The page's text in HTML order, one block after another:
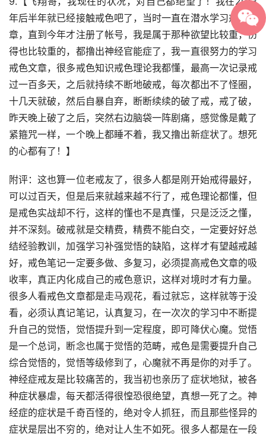
年后半年就已经接触戒色吧了，当时一直在潜水学习戒色文
章，直到今年才注册了帐号，我是属于那种欲望比较重，伤
得也比较重的，都撸出神经官能症了，我一直很努力的学习
戒色文章，很多戒色知识戒色理论我都懂，最高一次记录戒
过一百多天，之后就持续不断地破戒，每次都出不了怪圈，
十几天就破，然后自暴自弃，断断续续的破了戒，戒了破，
昨天晚上破了之后，突然右边脑袋一阵剧痛，感觉像是戴了
紧箍咒一样，一个晚上都睡不着，我又撸出新症状了。想死
的心都有了！】
附评：这也算一位老戒友了，很多人都是刚开始戒得最好，
可以过百天，但是后来就越来越不行了，戒色理论都懂，但
是戒色实战却不行，这样的懂也不是真懂，只是泛泛之懂，
并不深刻。破戒就是交精费，精费不能白交，一定要好好总
结经验教训，加强学习补强觉悟的缺陷，这样才有望越戒越
好，戒色笔记一定要多做、多复习，必须提高戒色文章的吸
收率，真正内化成自己的戒色意识，这样对境时才有力量。
很多人看戒色文章都是走马观花，看过就忘，这样就等于没
看，必须认真记笔记，认真复习，在一次次的学习中不断提
升自己的觉悟，觉悟提升到一定程度，即可降伏心魔。觉悟
是一个总词，断念也属于觉悟的范畴，戒色是需要提升自己
综合觉悟的，觉悟等级修到了，心魔就不再是你的对手了。
神经症戒友是比较痛苦的，我当初也亲历了症状地狱，被各
种症状暴虐，每天都活得很惶恐很绝望，真想一死了之。神
经症的症状是千奇百怪的，绝对令人抓狂，而且那些怪异的
症状是层出不穷的，绝对让人生不如死。很多人都是在一段